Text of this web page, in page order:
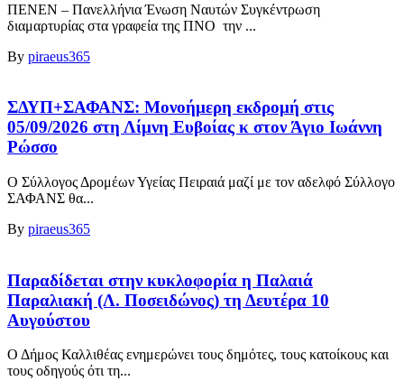
ΠΕΝΕΝ – Πανελλήνια Ένωση Ναυτών Συγκέντρωση
διαμαρτυρίας στα γραφεία της ΠΝΟ την ...
By piraeus365
ΣΔΥΠ+ΣΑΦΑΝΣ: Μονοήμερη εκδρομή στις
05/09/2026 στη Λίμνη Ευβοίας κ στον Άγιο Ιωάννη
Ρώσσο
Ο Σύλλογος Δρομέων Υγείας Πειραιά μαζί με τον αδελφό Σύλλογο
ΣΑΦΑΝΣ θα...
By piraeus365
Παραδίδεται στην κυκλοφορία η Παλαιά
Παραλιακή (Λ. Ποσειδώνος) τη Δευτέρα 10
Αυγούστου
Ο Δήμος Καλλιθέας ενημερώνει τους δημότες, τους κατοίκους και
τους οδηγούς ότι τη...